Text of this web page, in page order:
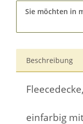
Sie möchten in
Beschreibung
Fleecedecke,
einfarbig